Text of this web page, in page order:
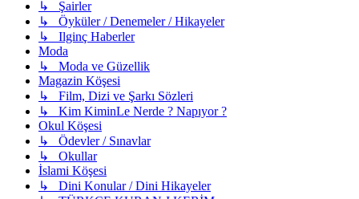
↳ Şairler
↳ Öyküler / Denemeler / Hikayeler
↳ Ilginç Haberler
Moda
↳ Moda ve Güzellik
Magazin Köşesi
↳ Film, Dizi ve Şarkı Sözleri
↳ Kim KiminLe Nerde ? Napıyor ?
Okul Köşesi
↳ Ödevler / Sınavlar
↳ Okullar
İslami Köşesi
↳ Dini Konular / Dini Hikayeler